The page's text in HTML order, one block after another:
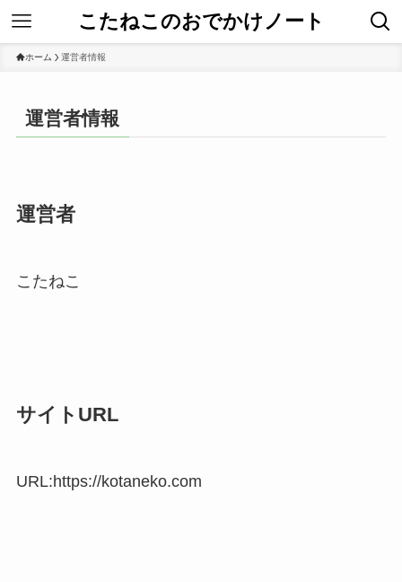
こたねこのおでかけノート
ホーム 運営者情報
運営者情報
運営者
こたねこ
サイトURL
URL:https://kotaneko.com